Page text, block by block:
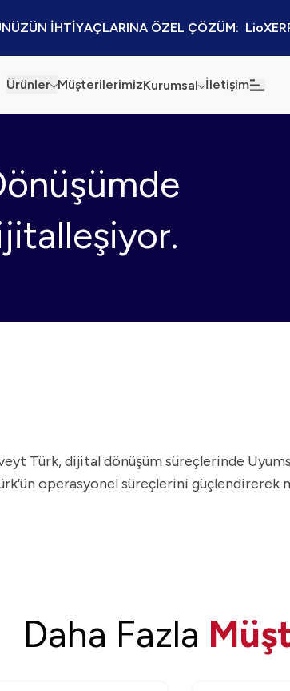
İHTİYAÇLARINA ÖZEL ÇÖZÜM:
Ürünler MüşterilerimizKurumsal
Sürdürülebilirlik
Bilgi Güvenliği
İletişim
Türk, dijital dönüşüm süreçlerinde
operasyonel süreçlerini
Daha Fazla